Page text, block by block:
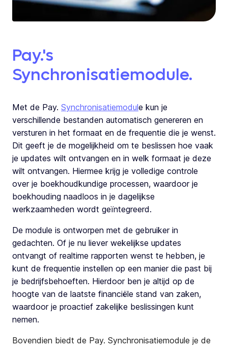
Pay.'s
Synchronisatiemodule.
Met de Pay. Synchronisatiemodule kun je
verschillende bestanden automatisch genereren en
versturen in het formaat en de frequentie die je wenst.
Dit geeft je de mogelijkheid om te beslissen hoe vaak
je updates wilt ontvangen en in welk formaat je deze
wilt ontvangen. Hiermee krijg je volledige controle
over je boekhoudkundige processen, waardoor je
boekhouding naadloos in je dagelijkse
werkzaamheden wordt geïntegreerd.
De module is ontworpen met de gebruiker in
gedachten. Of je nu liever wekelijkse updates
ontvangt of realtime rapporten wenst te hebben, je
kunt de frequentie instellen op een manier die past bij
je bedrijfsbehoeften. Hierdoor ben je altijd op de
hoogte van de laatste financiële stand van zaken,
waardoor je proactief zakelijke beslissingen kunt
nemen.
Bovendien biedt de Pay. Synchronisatiemodule je de